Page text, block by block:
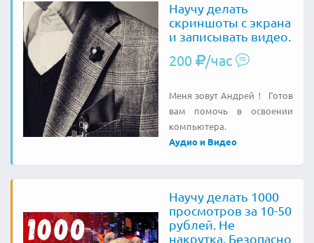
Научу делать
скриншоты с экрана
и записывать видео.
200 /час
Меня зовут Андрей！ Готов
вам помочь в освоении
компьютера.
Аудио и Видео
Научу делать 1000
просмотров за 10-50
рублей. Не
накрутка. Безопасно